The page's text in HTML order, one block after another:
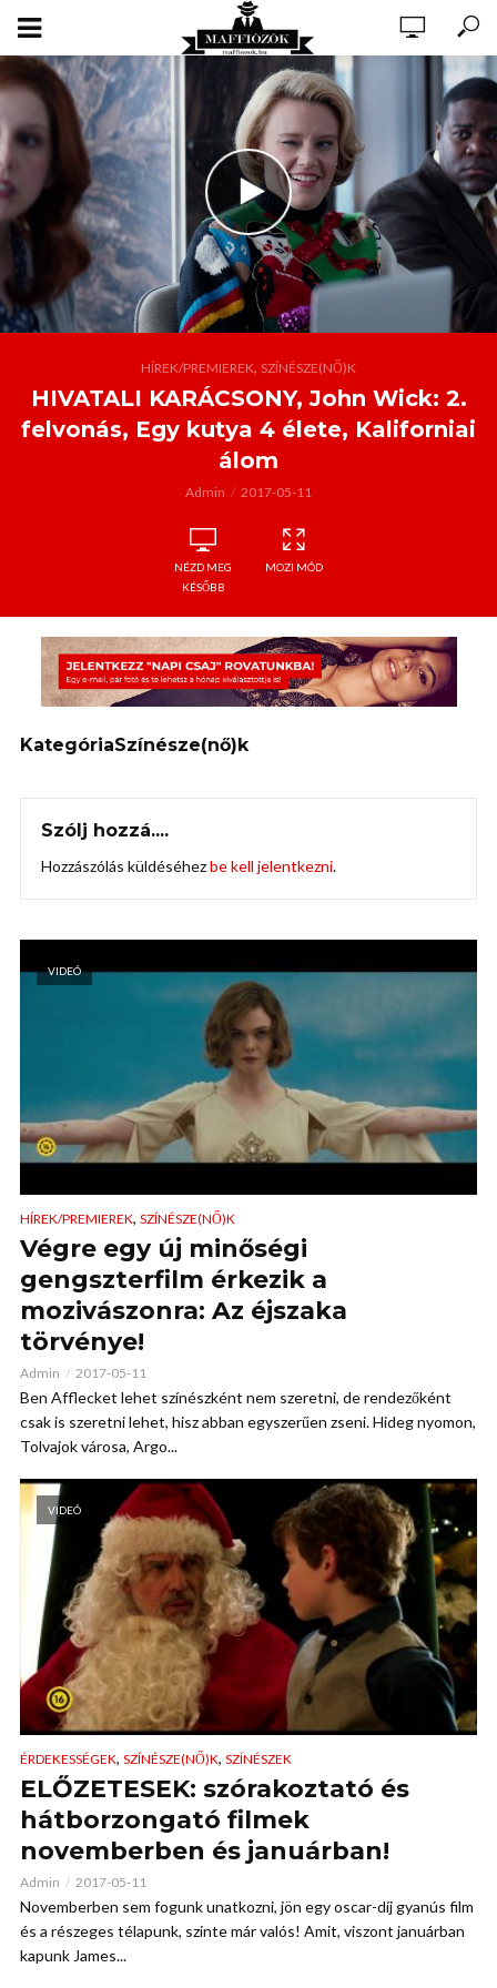
HÍREK/PREMIEREK, SZÍNÉSZE(NŐ)K
HIVATALI KARÁCSONY, John Wick: 2.
felvonás, Egy kutya 4 élete, Kaliforniai
álom
Admin 2017-05-11
NÉZD MEG
KÉSŐBB
MOZI MÓD
KategóriaSzínésze(nő)k
Szólj hozzá....
Hozzászólás küldéséhezbe kell jelentkezni.
VIDEÓ
HÍREK/PREMIEREK, SZÍNÉSZE(NŐ)K
Végre egy új minőségi
gengszterfilm érkezik a
mozivászonra: Az éjszaka
törvénye!
Admin 2017-05-11
Ben Afflecket lehet színészként nem szeretni, de rendezőként
csak is szeretni lehet, hisz abban egyszerűen zseni. Hideg nyomon,
Tolvajok városa, Argo...
VIDEÓ
ÉRDEKESSÉGEK, SZÍNÉSZE(NŐ)K, SZÍNÉSZEK
ELŐZETESEK: szórakoztató és
hátborzongató filmek
novemberben és januárban!
Admin 2017-05-11
Novemberben sem fogunk unatkozni, jön egy oscar-díj gyanús film
és a részeges télapunk, szinte már valós! Amit, viszont januárban
kapunk James...